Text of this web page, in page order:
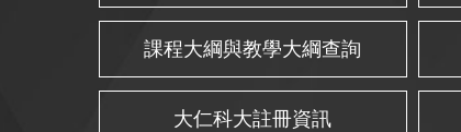
課程大綱與教學大綱查詢
大仁科大註冊資訊